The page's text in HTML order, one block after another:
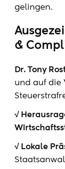
gelingen.
&
Dr. Tony
und auf die
√
√ Lokale